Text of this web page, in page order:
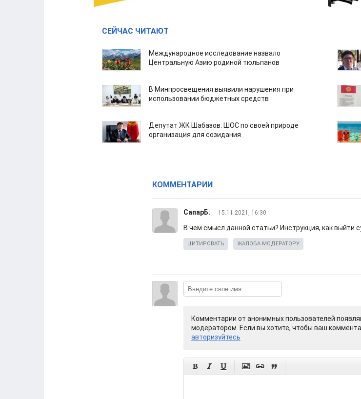
СЕЙЧАС ЧИТАЮТ
Международное исследование назвало
Центральную Азию родиной тюльпанов
В Минпросвещения выявили нарушения при
использовании бюджетных средств
Депутат ЖК Шабазов: ШОС по своей природе
организация для созидания
КОММЕНТАРИИ
СапарБ. 15.11.2021, 16:30
В чем смысл данной статьи? Инструкция, как выйти
ЦИТИРОВАТЬ ЖАЛОБА МОДЕРАТОРУ
Комментарии от анонимных пользователей
модератором. Если вы хотите, чтобы ваш
авторизуйтесь
     